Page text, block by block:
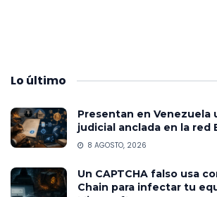
Lo último
Presentan en Venezuela
judicial anclada en la red
8 AGOSTO, 2026
Un CAPTCHA falso usa
Chain para infectar tu